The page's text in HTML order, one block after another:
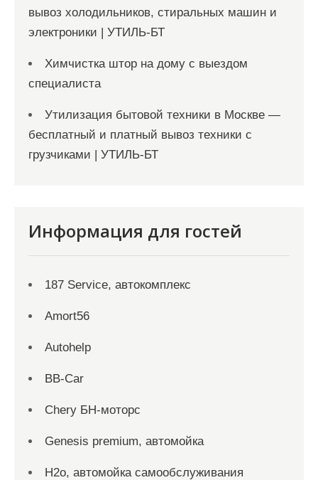
вывоз холодильников, стиральных машин и
электроники | УТИЛЬ-БТ
Химчистка штор на дому с выездом
специалиста
Утилизация бытовой техники в Москве —
бесплатный и платный вывоз техники с
грузчиками | УТИЛЬ-БТ
Информация для гостей
187 Service, автокомплекс
Amort56
Autohelp
BB-Car
Chery БН-моторс
Genesis premium, автомойка
H2o, автомойка самообслуживания